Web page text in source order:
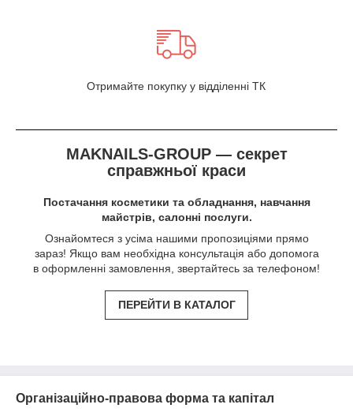
Отримайте покупку у відділенні ТК
MAKNAILS-GROUP — секрет
справжньої краси
Постачання косметики та обладнання, навчання
майстрів, салонні послуги.
Ознайомтеся з усіма нашими пропозиціями прямо
зараз! Якщо вам необхідна консультація або допомога
в оформленні замовлення, звертайтесь за телефоном!
ПЕРЕЙТИ В КАТАЛОГ
Організаційно-правова форма та капітал